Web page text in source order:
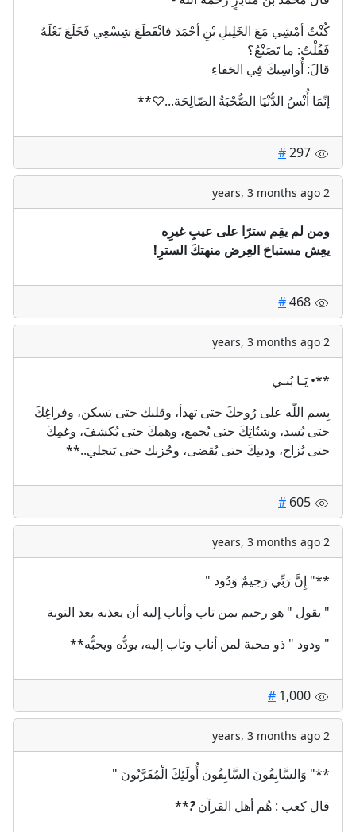
كُنْتُ أمْشِي مَعَ الخَلِيلِ بْنِ أحْمَدَ فانْقَطَعَ شِسْعِي فَخَلَعَ نَعْلَهُ
فَقُلْتُ: ما تَصَنْعُ؟
قالَ: أُواسِيكَ فِي الحَفاءِ
ﺇﻧّﻤَﺎ ﺃُﻧْﺲُ ﺍﻟﺪُّﻧْﻴَﺎ الصُّحْبَةُ الصّالِحَة...♡**
#
2 years, 3 months ago
ومن لم يقِم سترًا على عيبِ غيرِه
‏يعِش مستباحَ العِرض منهتكَ السترِ!
#
2 years, 3 months ago
**• يَـا بُنـي
بِسم اللّه على رُوحكَ حتى تهدأ، وقلبك حتى يَسكن، وفراغِكَ
حتى يُسد، وشتُاتِكَ حتى يُجمع، وهمكَ حتى يُكشفَ، وغمِكَ
حتى يُزاح، ودينِكَ حتى يُقضى، وحُزنك حتى يَنجلي..**
#
2 years, 3 months ago
**" إِنَّ رَبِّي رَحِيمٌ وَدُود "
" يقول " هو رحيم بمن تاب وأناب إليه أن يعذبه بعد التوبة
" ودود " ذو محبة لمن أناب وتاب إليه، يودُّه ويحبُّه**
#
2 years, 3 months ago
**" وَالسَّابِقُونَ السَّابِقُون أُولَئِكَ الْمُقَرَّبُونَ‏ "
قال كعب : هُم أهل القرآن?
**